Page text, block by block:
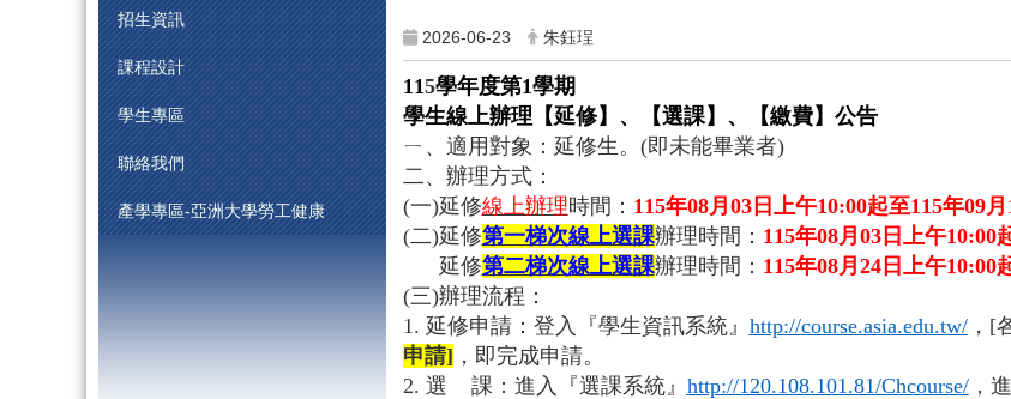
招生資訊
課程設計
學生專區
聯絡我們
產學專區-亞洲大學勞工健康
2026-06-23 朱鈺珵
115學年度第1學期
學生線上辦理【延修】、【選課】、【繳費】公告
ㄧ、適用對象：延修生。(即未能畢業者)
二、辦理方式：
(一)延修線上辦理時間： 115年08月03日上午10:00起至115年09月
(二)延修第一梯次線上選課辦理時間： 115年08月03日上午10:00
延修第二梯次線上選課辦理時間： 115年08月24日上午10:00
(三)辦理流程：
1. 延修申請：登入『學生資訊系統』 http://course.asia.edu.tw/，[
申請] ，即完成申請。
2. 選 課：進入『選課系統』 http://120.108.101.81/Chcourse/，